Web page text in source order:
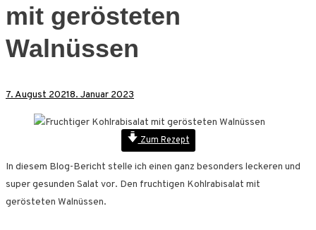
mit gerösteten
Walnüssen
7. August 20218. Januar 2023
Zum Rezept
In diesem Blog-Bericht stelle ich einen ganz besonders leckeren und
super gesunden Salat vor. Den fruchtigen Kohlrabisalat mit
gerösteten Walnüssen.